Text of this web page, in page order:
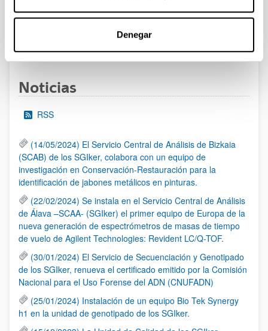
Denegar
Páginas intermedias Use
Noticias
RSS
(14/05/2024) El Servicio Central de Análisis de Bizkaia
(SCAB) de los SGIker, colabora con un equipo de
investigación en Conservación-Restauración para la
identificación de jabones metálicos en pinturas.
(22/02/2024) Se instala en el Servicio Central de Análisis
de Álava –SCAA- (SGIker) el primer equipo de Europa de la
nueva generación de espectrómetros de masas de tiempo
de vuelo de Agilent Technologies: Revident LC/Q-TOF.
(30/01/2024) El Servicio de Secuenciación y Genotipado
de los SGIker, renueva el certificado emitido por la Comisión
Nacional para el Uso Forense del ADN (CNUFADN)
(25/01/2024) Instalación de un equipo Bio Tek Synergy
h1 en la unidad de genotipado de los SGIker.